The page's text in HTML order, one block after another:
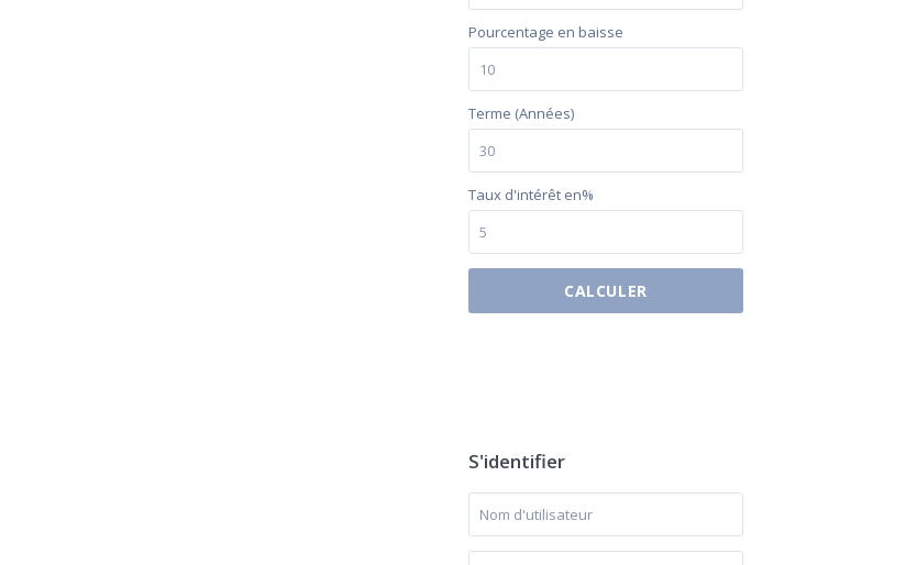
Pourcentage en baisse
Terme (Années)
Taux d'intérêt en%
CALCULER
$500 / month
S'identifier